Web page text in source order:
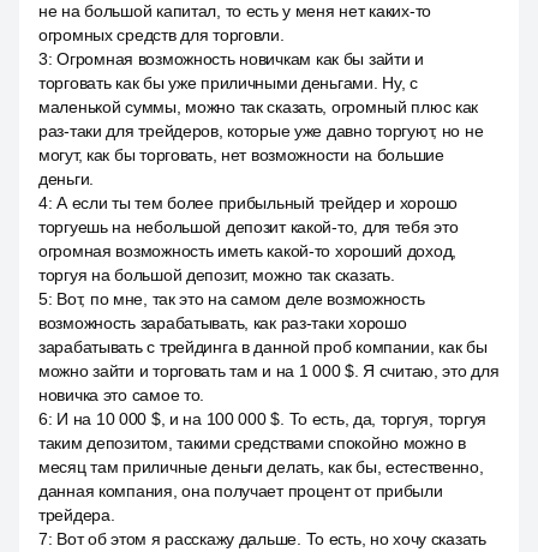
не на большой капитал, то есть у меня нет каких-то
огромных средств для торговли.
3:Огромная возможность новичкам как бы зайти и
торговать как бы уже приличными деньгами. Ну, с
маленькой суммы, можно так сказать, огромный плюс как
раз-таки для трейдеров, которые уже давно торгуют, но не
могут, как бы торговать, нет возможности на большие
деньги.
4:А если ты тем более прибыльный трейдер и хорошо
торгуешь на небольшой депозит какой-то, для тебя это
огромная возможность иметь какой-то хороший доход,
торгуя на большой депозит, можно так сказать.
5: Вот, по мне, так это на самом деле возможность
возможность зарабатывать, как раз-таки хорошо
зарабатывать с трейдинга в данной проб компании, как бы
можно зайти и торговать там и на 1 000 $. Я считаю, это для
новичка это самое то.
6: И на 10 000 $, и на 100 000 $. То есть, да, торгуя, торгуя
таким депозитом, такими средствами спокойно можно в
месяц там приличные деньги делать, как бы, естественно,
данная компания, она получает процент от прибыли
трейдера.
7: Вот об этом я расскажу дальше. То есть, но хочу сказать